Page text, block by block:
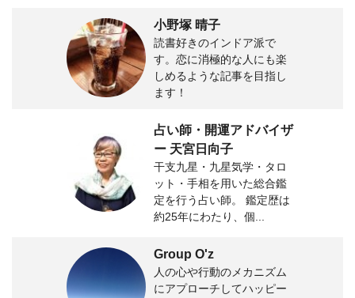
小野塚 晴子
読書好きのインドア派で
す。恋に消極的な人にも楽
しめるような記事を目指し
ます！
占い師・開運アドバイザ
ー 天宮日向子
干支九星・九星気学・タロ
ット・手相を用いた総合鑑
定を行う占い師。 鑑定歴は
約25年にわたり、個...
Group O'z
人の心や行動のメカニズム
にアプローチしてハッピー